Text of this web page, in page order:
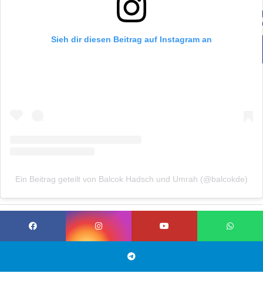
Sieh dir diesen Beitrag auf Instagram an
Ein Beitrag geteilt von Balcok Hadsch und Umrah (@balcokde)